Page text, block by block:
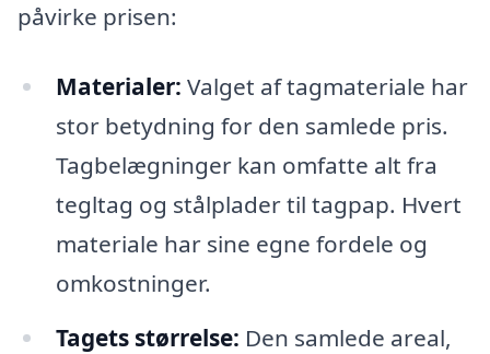
påvirke prisen:
Materialer: Valget af tagmateriale har
stor betydning for den samlede pris.
Tagbelægninger kan omfatte alt fra
tegltag og stålplader til tagpap. Hvert
materiale har sine egne fordele og
omkostninger.
Tagets størrelse: Den samlede areal,